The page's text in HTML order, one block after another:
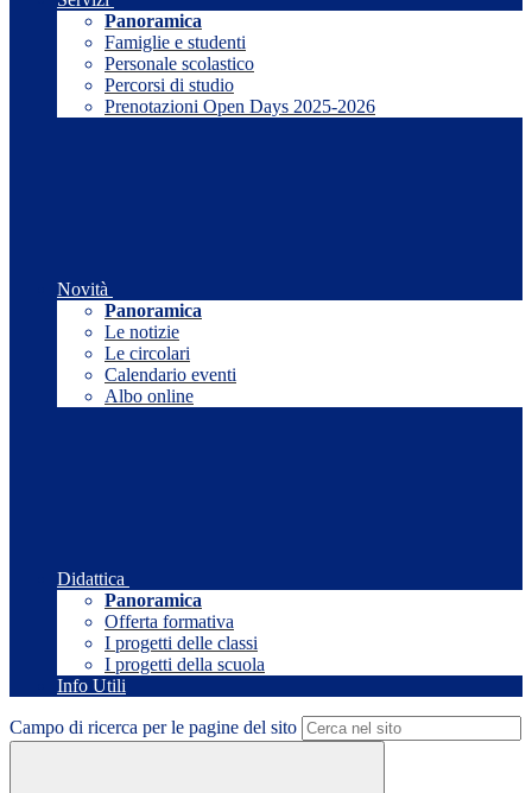
Panoramica
Famiglie e studenti
Personale scolastico
Percorsi di studio
Prenotazioni Open Days 2025-2026
Novità
Panoramica
Le notizie
Le circolari
Calendario eventi
Albo online
Didattica
Panoramica
Offerta formativa
I progetti delle classi
I progetti della scuola
Info Utili
Campo di ricerca per le pagine del sito